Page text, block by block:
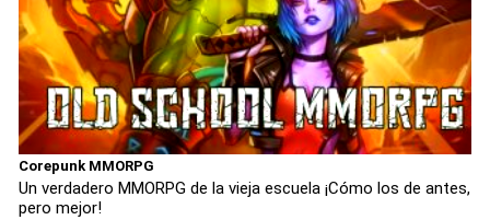
Corepunk MMORPG
Un verdadero MMORPG de la vieja escuela ¡Cómo los de antes,
pero mejor!